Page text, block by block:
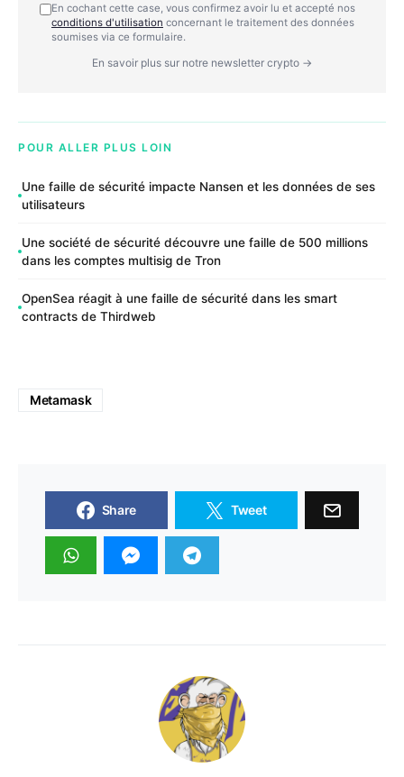
En cochant cette case, vous confirmez avoir lu et accepté nos
conditions d'utilisation concernant le traitement des données
soumises via ce formulaire.
En savoir plus sur notre newsletter crypto →
POUR ALLER PLUS LOIN
Une faille de sécurité impacte Nansen et les données de ses
utilisateurs
Une société de sécurité découvre une faille de 500 millions
dans les comptes multisig de Tron
OpenSea réagit à une faille de sécurité dans les smart
contracts de Thirdweb
Metamask
Share Tweet